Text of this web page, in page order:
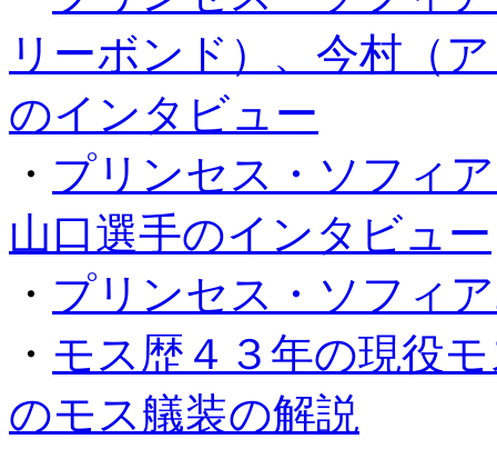
リーボンド）、今村（
のインタビュー
・ プリンセス・ソフィ
山口選手のインタビュー
・ プリンセス・ソフィ
・ モス歴４３年の現役
のモス艤装の解説